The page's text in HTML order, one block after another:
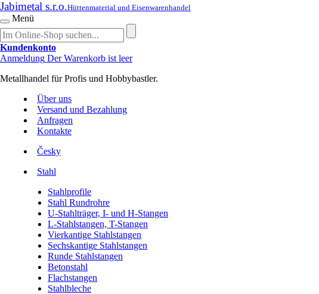
Jabimetal s.r.o.Hüttenmaterial und Eisenwarenhandel
Menü
Kundenkonto
Anmeldung Der Warenkorb ist leer
Metallhandel für Profis und Hobbybastler.
Über uns
Versand und Bezahlung
Anfragen
Kontakte
Česky
Stahl
Stahlprofile
Stahl Rundrohre
U-Stahlträger, I- und H-Stangen
L-Stahlstangen, T-Stangen
Vierkantige Stahlstangen
Sechskantige Stahlstangen
Runde Stahlstangen
Betonstahl
Flachstangen
Stahlbleche